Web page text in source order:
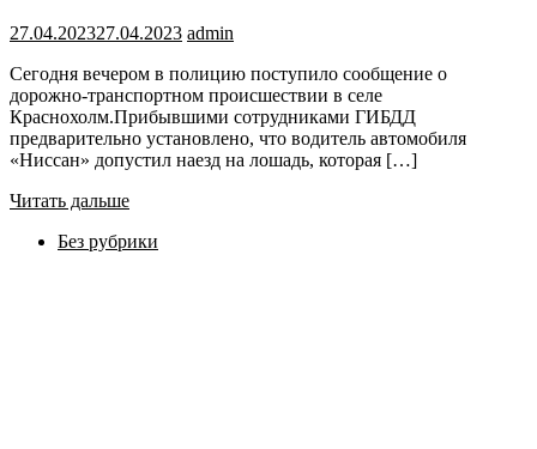
27.04.202327.04.2023 admin
Сегодня вечером в полицию поступило сообщение о
дорожно-транспортном происшествии в селе
Краснохолм.Прибывшими сотрудниками ГИБДД
предварительно установлено, что водитель автомобиля
«Ниссан» допустил наезд на лошадь, которая […]
Читать дальше
Без рубрики